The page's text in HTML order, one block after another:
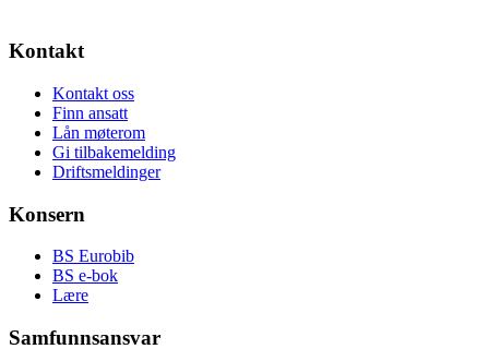
Kontakt
Kontakt oss
Finn ansatt
Lån møterom
Gi tilbakemelding
Driftsmeldinger
Konsern
BS Eurobib
BS e-bok
Lære
Samfunnsansvar